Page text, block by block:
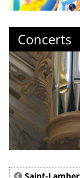
Concerts